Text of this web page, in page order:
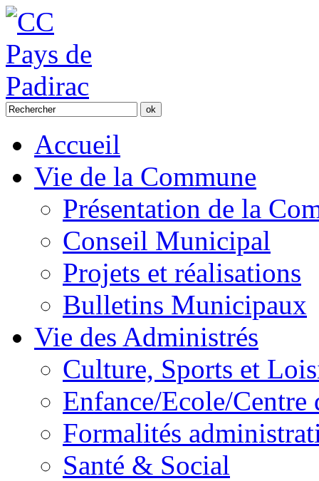
Accueil
Vie de la Commune
Présentation de la
Conseil Municipal
Projets et réalisations
Bulletins Municipaux
Vie des Administrés
Culture, Sports et
Enfance/Ecole/Centre
Formalités
Santé & Social